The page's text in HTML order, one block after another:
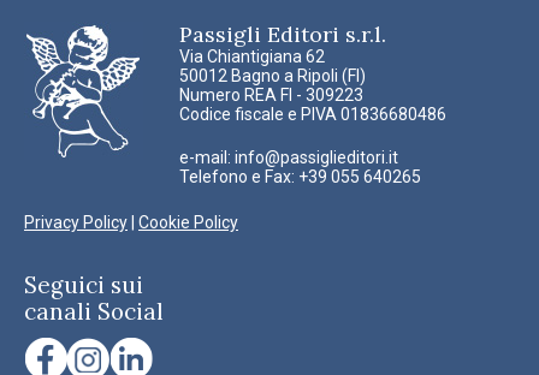
Passigli Editori s.r.l.
Via Chiantigiana 62
50012 Bagno a Ripoli (FI)
Numero REA FI - 309223
Codice fiscale e PIVA 01836680486
e-mail: info@passiglieditori.it
Telefono e Fax: +39 055 640265
Privacy Policy Cookie Policy
Seguici sui
canali Social